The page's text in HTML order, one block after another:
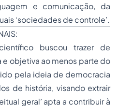
e comunicação, da
‘sociedades de controle’.
buscou trazer de
e objetiva ao menos parte do
pela ideia de democracia
de história, visando extrair
geral’ apta a contribuir à